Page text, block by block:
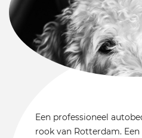
Een professioneel
rook van Rotterdam.